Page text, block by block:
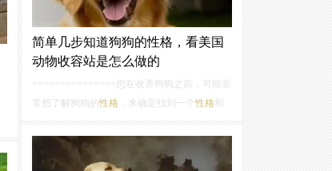
简单几步知道狗狗的性格，看美国
动物收容站是怎么做的
===============您在收养狗狗之前，可能非
常想了解狗狗的性格 ，来确定找到一个性格 和
备好收养一只狗狗？在选择狗狗的时候，
也在您的考虑范围之内。首先明确
性格